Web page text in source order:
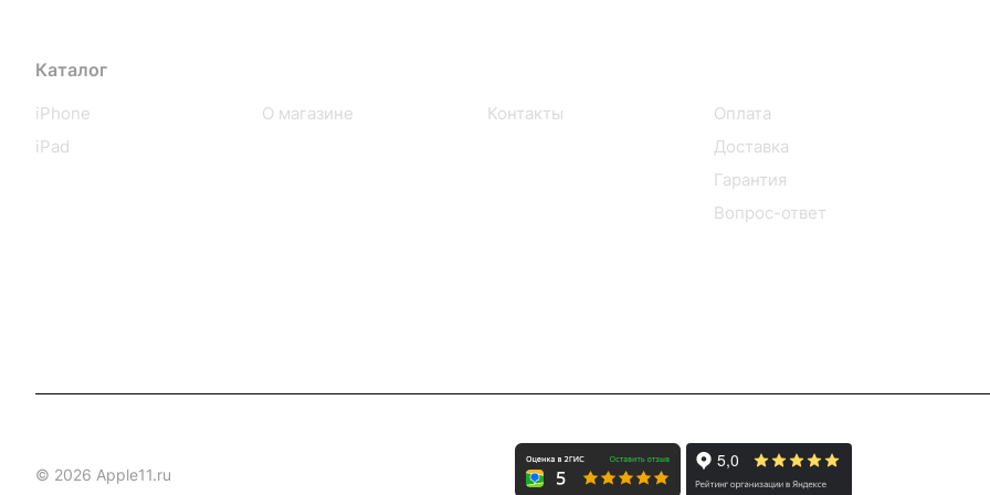
Каталог
iPhone
iPad
О магазине Контакты
Оплата
Доставка
Гарантия
Вопрос-ответ
© 2026 Apple11.ru